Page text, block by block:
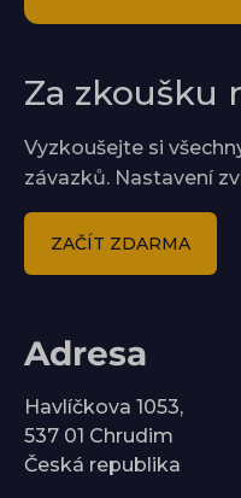
Za zkoušku
Vyzkoušejte si
závazků. Nastavení
ZAČÍT ZDARMA
Adresa
Havlíčkova 1053,
537 01 Chrudim
Česká republika